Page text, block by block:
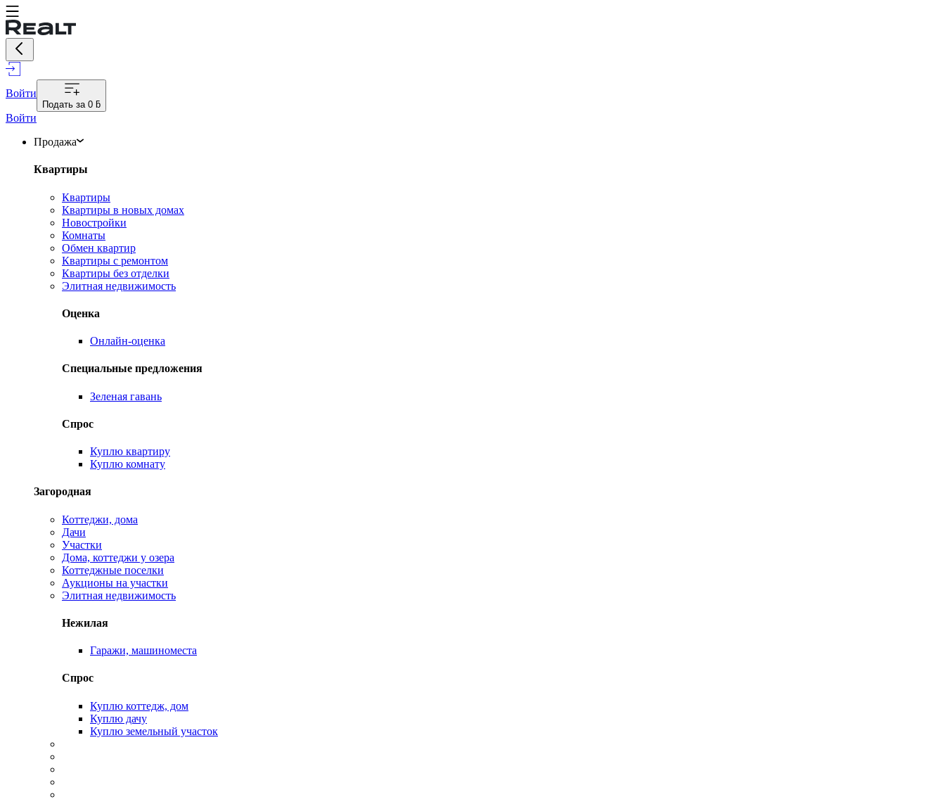
Войти
Подать за 0 ƃ
Войти
Продажа
Квартиры
Квартиры
Квартиры в новых домах
Новостройки
Комнаты
Обмен квартир
Квартиры с ремонтом
Квартиры без отделки
Элитная недвижимость
Оценка
Онлайн-оценка
Специальные предложения
Зеленая гавань
Спрос
Куплю квартиру
Куплю комнату
Загородная
Коттеджи, дома
Дачи
Участки
Дома, коттеджи у озера
Коттеджные поселки
Аукционы на участки
Элитная недвижимость
Нежилая
Гаражи, машиноместа
Спрос
Куплю коттедж, дом
Куплю дачу
Куплю земельный участок